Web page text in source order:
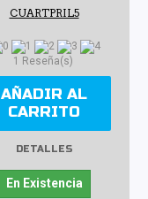
CUARTPRIL5
1 Reseña(s)
AÑADIR AL
CARRITO
DETALLES
En Existencia